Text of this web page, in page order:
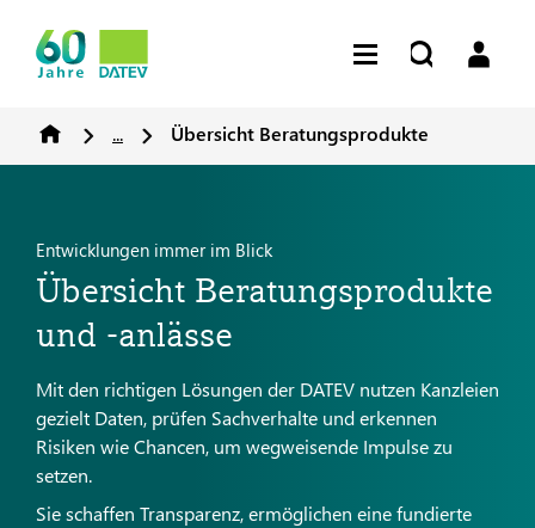
... Übersicht Beratungsprodukte
Entwicklungen immer im Blick
Übersicht Beratungsprodukte
und -anlässe
Mit den richtigen Lösungen der DATEV nutzen Kanzleien
gezielt Daten, prüfen Sachverhalte und erkennen
Risiken wie Chancen, um wegweisende Impulse zu
setzen.
Sie schaffen Transparenz, ermöglichen eine fundierte